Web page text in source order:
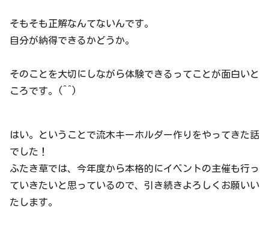
そもそも正解なんてないんです。
自分が納得できるかどうか。
そのことを大切にしながら体験できるってことが面白いと
ころです。(^^)
はい。ということで流木キーホルダー作りをやってきた話
でした！
ふたき草では、今年度から本格的にイベントの主催も行っ
ていきたいと思っているので、引き続きよろしくお願いい
たします。